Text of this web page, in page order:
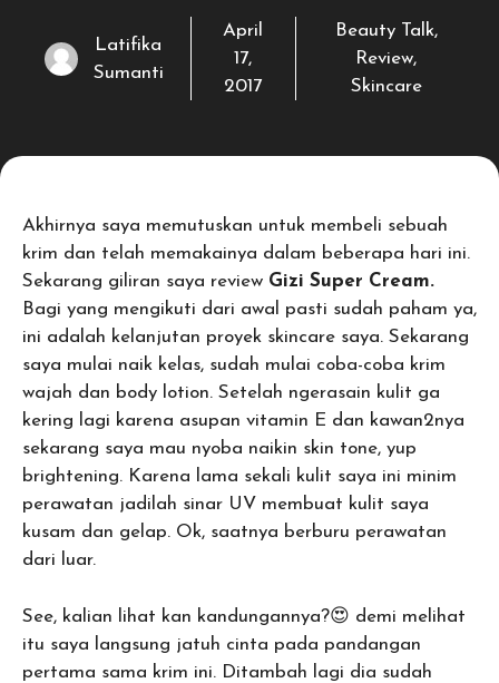
Latifika
Sumanti
April
17,
2017
Beauty Talk,
Review,
Skincare
Akhirnya saya memutuskan untuk membeli sebuah
krim dan telah memakainya dalam beberapa hari ini.
Sekarang giliran saya review Gizi Super Cream.
Bagi yang mengikuti dari awal pasti sudah paham ya,
ini adalah kelanjutan proyek skincare saya. Sekarang
saya mulai naik kelas, sudah mulai coba-coba krim
wajah dan body lotion. Setelah ngerasain kulit ga
kering lagi karena asupan vitamin E dan kawan2nya
sekarang saya mau nyoba naikin skin tone, yup
brightening. Karena lama sekali kulit saya ini minim
perawatan jadilah sinar UV membuat kulit saya
kusam dan gelap. Ok, saatnya berburu perawatan
dari luar.
See, kalian lihat kan kandungannya?😍 demi melihat
itu saya langsung jatuh cinta pada pandangan
pertama sama krim ini. Ditambah lagi dia sudah